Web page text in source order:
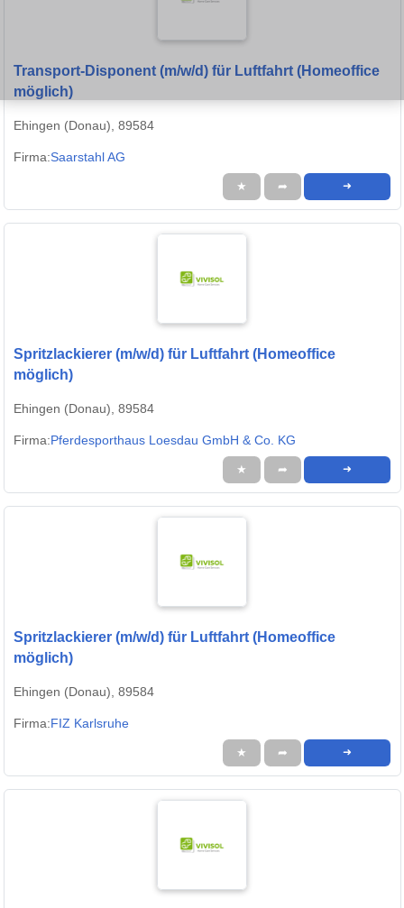
Transport-Disponent (m/w/d) für Luftfahrt (Homeoffice
möglich)
Ehingen (Donau), 89584
Firma:Saarstahl AG
★ ➦ ➜
Spritzlackierer (m/w/d) für Luftfahrt (Homeoffice
möglich)
Ehingen (Donau), 89584
Firma:Pferdesporthaus Loesdau GmbH & Co. KG
★ ➦ ➜
Spritzlackierer (m/w/d) für Luftfahrt (Homeoffice
möglich)
Ehingen (Donau), 89584
Firma:FIZ Karlsruhe
★ ➦ ➜